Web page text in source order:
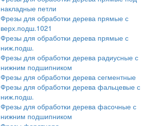
накладные петли
Фрезы для обработки дерева прямые с
верх.подш.1021
Фрезы для обработки дерева прямые с
ниж.подш.
Фрезы для обработки дерева радиусные с
нижним подшипником
Фрезы для обработки дерева сегментные
Фрезы для обработки дерева фальцевые с
ниж.подш.
Фрезы для обработки дерева фасочные с
нижним подшипником